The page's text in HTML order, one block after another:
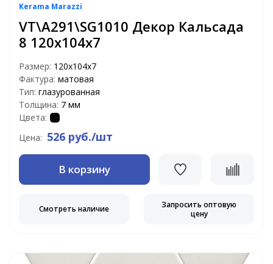
Kerama Marazzi
VT\A291\SG1010 Декор Кальсада
8 120х104х7
Размер: 120х104х7
Фактура: матовая
Тип: глазурованная
Толщина: 7 мм
Цвета:
Цена: 526 руб./шт
В корзину
Смотреть наличие
Запросить оптовую
цену